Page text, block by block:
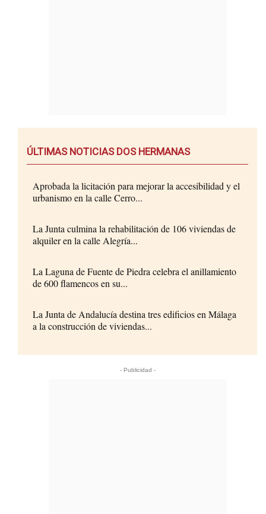
ÚLTIMAS NOTICIAS DOS HERMANAS
Aprobada la licitación para mejorar la accesibilidad y el
urbanismo en la calle Cerro...
La Junta culmina la rehabilitación de 106 viviendas de
alquiler en la calle Alegría...
La Laguna de Fuente de Piedra celebra el anillamiento
de 600 flamencos en su...
La Junta de Andalucía destina tres edificios en Málaga
a la construcción de viviendas...
- Publicidad -